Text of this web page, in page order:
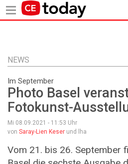
Inhalt
NEWS
Im September
Photo Basel
Fotokunst-
Mi 08.09.2021 - 11:53 Uhr
von Saray-Lien Keser und lha
Vom 21. bis 26. September